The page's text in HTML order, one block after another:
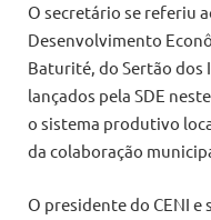
O secretário se referiu
Desenvolvimento
Baturité, do Sertão dos
lançados pela SDE
o sistema produtivo
da colaboração
O presidente do CENI e